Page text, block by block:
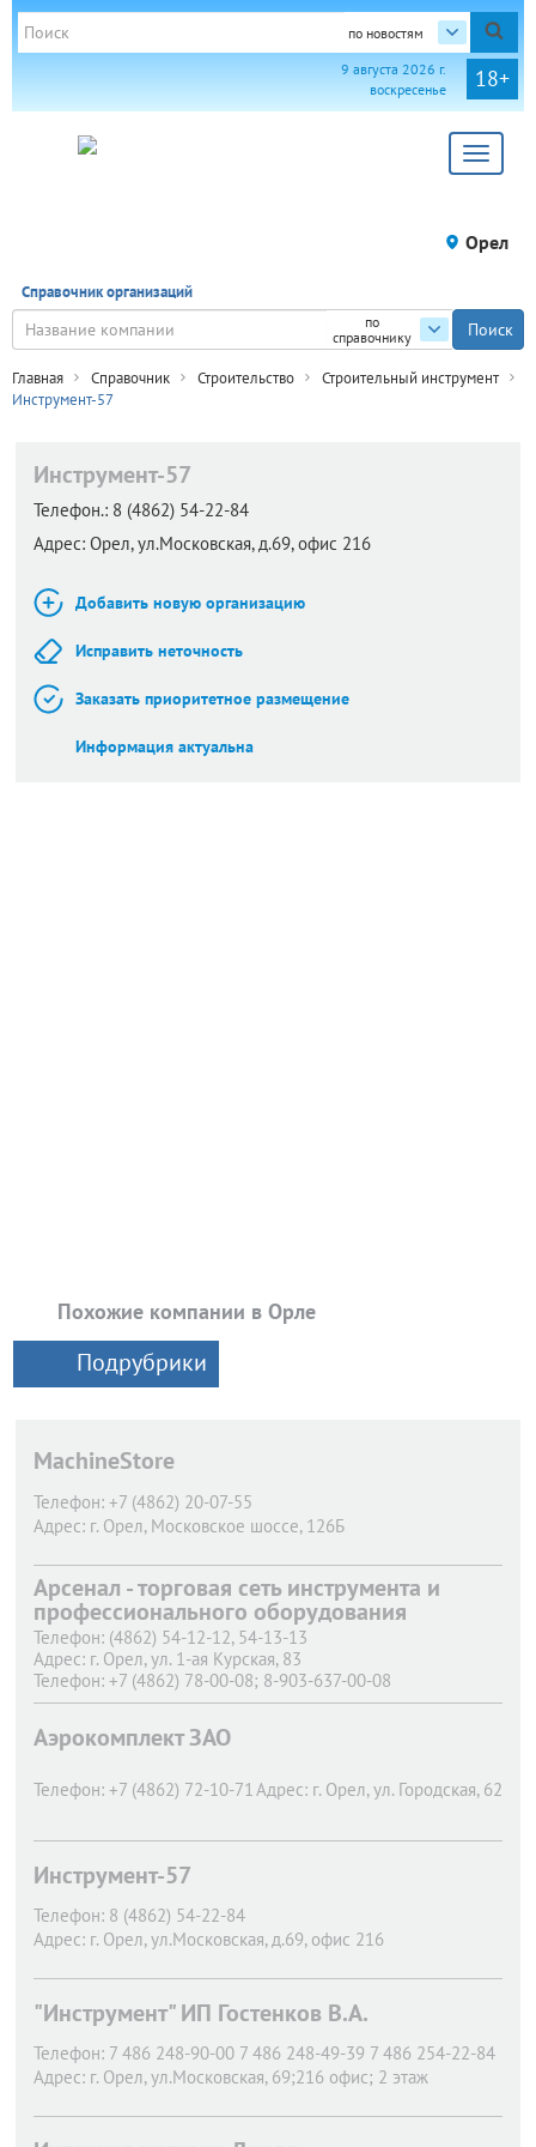
по новостям
18+
9 августа 2026 г.
воскресенье
Toggle
Орел
Справочник организаций
по
справочнику
Главная Справочник Строительство
Строительный инструмент
Инструмент-57
Инструмент-57
Телефон.: 8 (4862) 54-22-84
Адрес: Орел,ул.Московская, д.69, офис 216
Добавить новую организацию
Исправить неточность
Заказать приоритетное размещение
Информация актуальна
Похожие компании в Орле
Подрубрики
MachineStore
Телефон: +7 (4862) 20-07-55
Адрес: г. Орел, Московское шоссе, 126Б
Арсенал - торговая сеть инструмента и
профессионального оборудования
Телефон: (4862) 54-12-12, 54-13-13
Адрес: г. Орел, ул. 1-ая Курская, 83
Телефон: +7 (4862) 78-00-08; 8-903-637-00-08
Адрес: г. Орел, Новосильский пер, дом 3
Телефон:
(4862) 200-755
Адрес: г. Орел, Московское шоссе 126 "б"
Аэрокомплект ЗАО
Телефон: +7 (4862) 72-10-71Адрес: г. Орел, ул. Городская, 62
Инструмент-57
Телефон: 8 (4862) 54-22-84
Адрес: г. Орел, ул.Московская, д.69, офис 216
"Инструмент" ИП Гостенков В.А.
Телефон: 7 486 248-90-00 7 486 248-49-39 7 486 254-22-84
Адрес: г. Орел, ул.Московская, 69;216 офис; 2 этаж